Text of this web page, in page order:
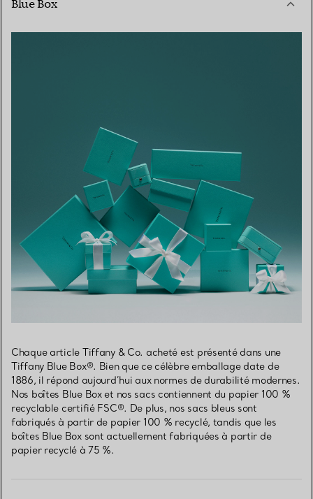
Blue Box
Chaque article Tiffany & Co. acheté est présenté dans une
Tiffany Blue Box®. Bien que ce célèbre emballage date de
1886, il répond aujourd’hui aux normes de durabilité modernes.
Nos boîtes Blue Box et nos sacs contiennent du papier 100 %
recyclable certifié FSC®. De plus, nos sacs bleus sont
fabriqués à partir de papier 100 % recyclé, tandis que les
boîtes Blue Box sont actuellement fabriquées à partir de
papier recyclé à 75 %.